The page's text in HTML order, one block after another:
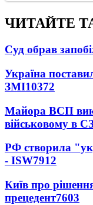
ЧИТАЙТЕ
Суд обрав
Україна
ЗМІ10372
Майора ВСП
військовому в
РФ створила
- ISW7912
Київ про
прецедент7603